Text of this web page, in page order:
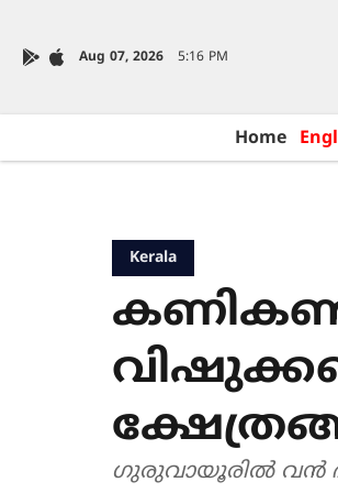
Aug 07, 2026 5:16 PM
Home
Kerala
ഗുരുവായൂരിൽ വൻ